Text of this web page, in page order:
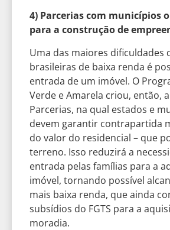
4) Parcerias com municípios
para a construção de
Uma das maiores dificuldades
brasileiras de baixa renda é
entrada de um imóvel. O
Verde e Amarela criou, então,
Parcerias, na qual estados e
devem garantir contrapartida
do valor do residencial – que
terreno. Isso reduzirá a
entrada pelas famílias para a
imóvel, tornando possível
mais baixa renda, que ainda
subsídios do FGTS para a
moradia.